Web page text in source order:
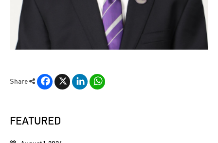
Share
Facebook
X LinkedIn
FEATURED